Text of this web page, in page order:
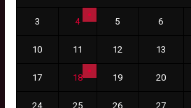
3 4 5 6
10 11 12 13
17 18 19 20
24 25 26 27